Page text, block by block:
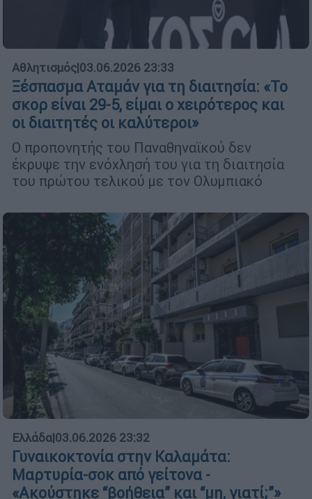
Αθλητισμός|03.06.2026 23:33
Ξέσπασμα Αταμάν για τη διαιτησία: «Το
σκορ είναι 29-5, είμαι ο χειρότερος και
οι διαιτητές οι καλύτεροι»
Ο προπονητής του Παναθηναϊκού δεν
έκρυψε την ενόχλησή του για τη διαιτησία
του πρώτου τελικού με τον Ολυμπιακό
Ελλάδα|03.06.2026 23:32
Γυναικοκτονία στην Καλαμάτα:
Μαρτυρία-σοκ από γείτονα -
«Ακούστηκε “βοήθεια” και “μη, γιατί;”»